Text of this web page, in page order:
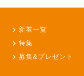
新着一覧
特集
募集&プレゼント